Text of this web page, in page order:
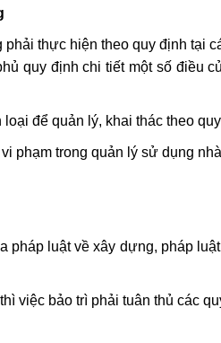
thực hiện theo quy định
quy định chi tiết một số điều
để quản lý, khai thác theo
phạm trong quản lý sử dụng
luật về xây dựng, pháp
việc bảo trì phải tuân thủ các